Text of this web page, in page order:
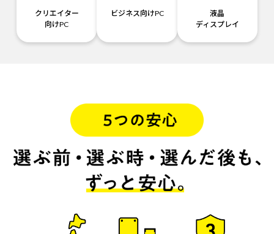
クリエイター
向けPC
ビジネス向けPC
液晶
ディスプレイ